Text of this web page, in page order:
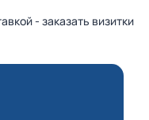
- заказать визитки